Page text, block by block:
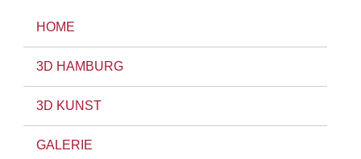
HOME
3D HAMBURG
3D KUNST
GALERIE